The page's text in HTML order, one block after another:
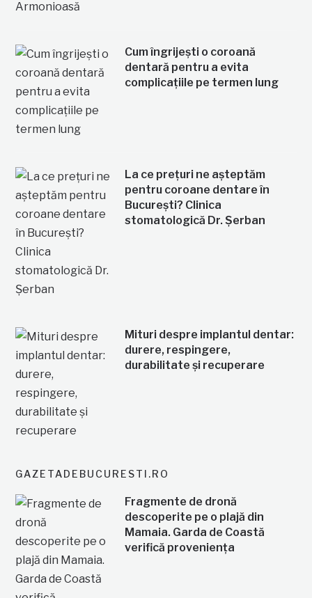
Cum îngrijești o coroană
dentară pentru a evita
complicațiile pe termen lung
La ce prețuri ne așteptăm
pentru coroane dentare în
București? Clinica
stomatologică Dr. Șerban
Mituri despre implantul dentar:
durere, respingere,
durabilitate și recuperare
GAZETADEBUCURESTI.RO
Fragmente de dronă
descoperite pe o plajă din
Mamaia. Garda de Coastă
verifică proveniența